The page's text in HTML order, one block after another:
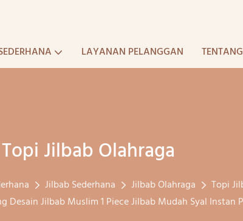
LAYANAN PELANGGAN
Topi Jilbab Olahraga
Jilbab Sederhana Jilbab Olahraga
Topi
Desain Jilbab Muslim 1 Piece Jilbab Mudah Syal Instan